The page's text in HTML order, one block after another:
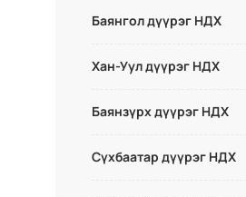
Баянгол дүүрэг НДХ
Хан-Уул дүүрэг НДХ
Баянзүрх дүүрэг НДХ
Сүхбаатар дүүрэг НДХ